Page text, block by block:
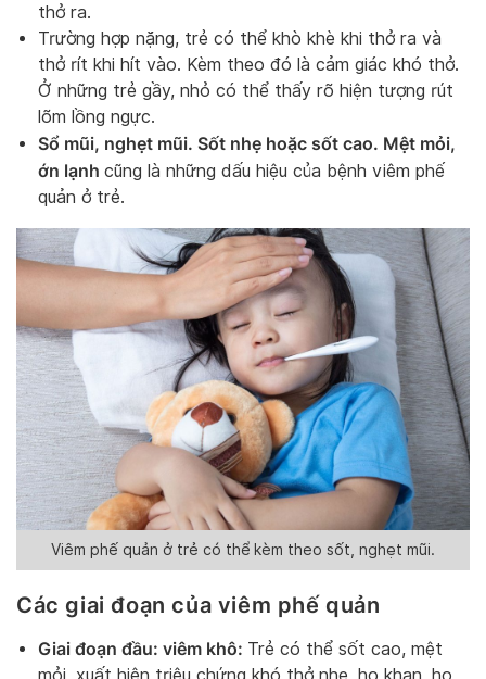
thở ra.
Trường hợp nặng, trẻ có thể khò khè khi thở ra và
thở rít khi hít vào. Kèm theo đó là cảm giác khó thở.
Ở những trẻ gầy, nhỏ có thể thấy rõ hiện tượng rút
lõm lồng ngực.
Sổ mũi, nghẹt mũi. Sốt nhẹ hoặc sốt cao. Mệt mỏi,
ớn lạnh cũng là những dấu hiệu của bệnh viêm phế
quản ở trẻ.
Viêm phế quản ở trẻ có thể kèm theo sốt, nghẹt mũi.
Các giai đoạn của viêm phế quản
Giai đoạn đầu: viêm khô: Trẻ có thể sốt cao, mệt